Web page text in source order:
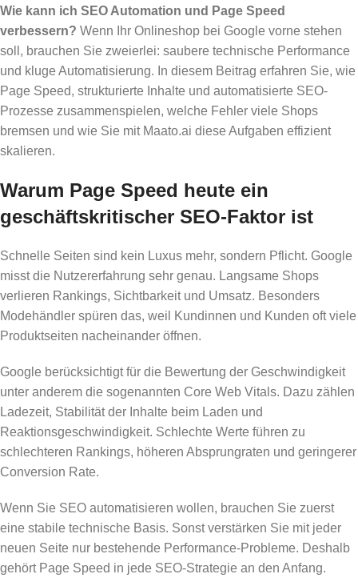
Wie kann ich SEO Automation und Page Speed
verbessern? Wenn Ihr Onlineshop bei Google vorne stehen
soll, brauchen Sie zweierlei: saubere technische Performance
und kluge Automatisierung. In diesem Beitrag erfahren Sie, wie
Page Speed, strukturierte Inhalte und automatisierte SEO-
Prozesse zusammenspielen, welche Fehler viele Shops
bremsen und wie Sie mit Maato.ai diese Aufgaben effizient
skalieren.
Warum Page Speed heute ein
geschäftskritischer SEO-Faktor ist
Schnelle Seiten sind kein Luxus mehr, sondern Pflicht. Google
misst die Nutzererfahrung sehr genau. Langsame Shops
verlieren Rankings, Sichtbarkeit und Umsatz. Besonders
Modehändler spüren das, weil Kundinnen und Kunden oft viele
Produktseiten nacheinander öffnen.
Google berücksichtigt für die Bewertung der Geschwindigkeit
unter anderem die sogenannten Core Web Vitals. Dazu zählen
Ladezeit, Stabilität der Inhalte beim Laden und
Reaktionsgeschwindigkeit. Schlechte Werte führen zu
schlechteren Rankings, höheren Absprungraten und geringerer
Conversion Rate.
Wenn Sie SEO automatisieren wollen, brauchen Sie zuerst
eine stabile technische Basis. Sonst verstärken Sie mit jeder
neuen Seite nur bestehende Performance-Probleme. Deshalb
gehört Page Speed in jede SEO-Strategie an den Anfang.